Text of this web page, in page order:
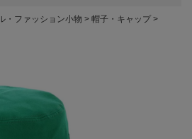
・ファッション小物
帽子・キャップ